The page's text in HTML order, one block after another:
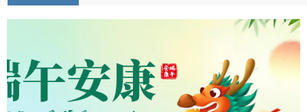
联系我
集团动